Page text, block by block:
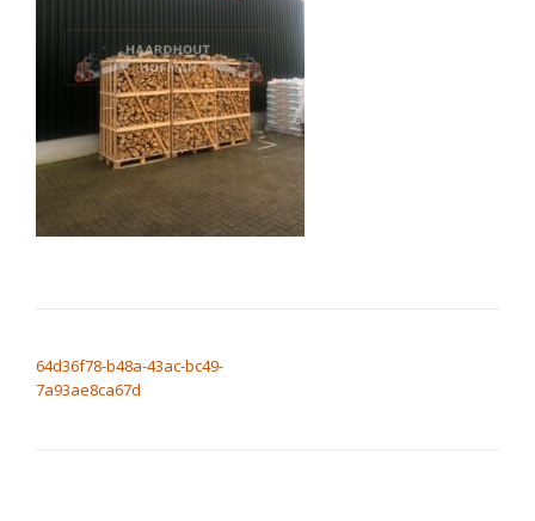
64d36f78-b48a-43ac-bc49-
7a93ae8ca67d